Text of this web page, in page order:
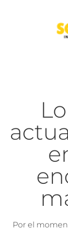
Por el